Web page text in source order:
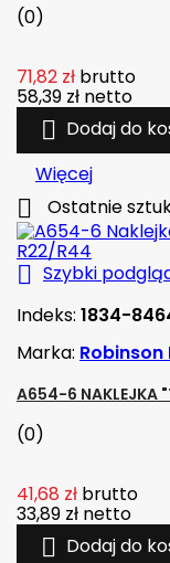
(0)
71,82 zł brutto
58,39 zł netto
 Dodaj do
Więcej
 Ostatnie
 Szybki
Indeks: 1834-
Marka:
A654-6 NAKLEJKA
(0)
41,68 zł brutto
33,89 zł netto
 Dodaj do